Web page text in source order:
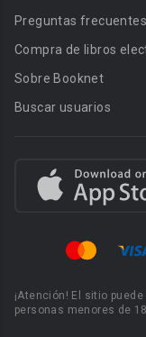
Preguntas
Compra de libros
Sobre Booknet
Buscar usuarios
¡Atención! El sitio
personas menores de